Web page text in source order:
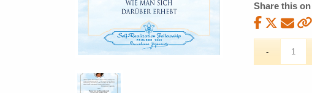
Share this on